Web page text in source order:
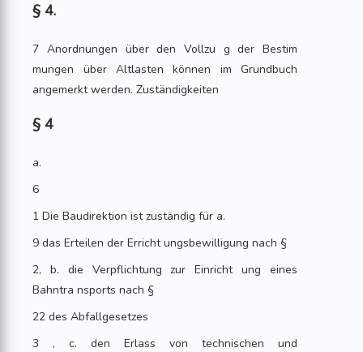
§ 4.
7 Anordnungen über den Vollzu g der Bestim
mungen über Altlasten können im Grundbuch
angemerkt werden. Zuständigkeiten
§ 4
a.
6
1 Die Baudirektion ist zuständig für a.
9 das Erteilen der Erricht ungsbewilligung nach §
2, b. die Verpflichtung zur Einricht ung eines
Bahntra nsports nach §
22 des Abfallgesetzes
3 , c. den Erlass von technischen und